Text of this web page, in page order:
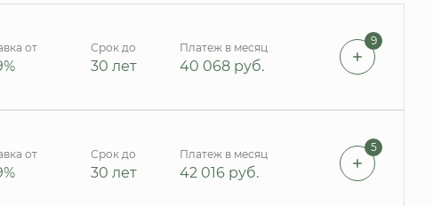
от Срок до
30 лет
Платеж в месяц
40 068 руб.
9
от Срок до
30 лет
Платеж в месяц
42 016 руб.
5